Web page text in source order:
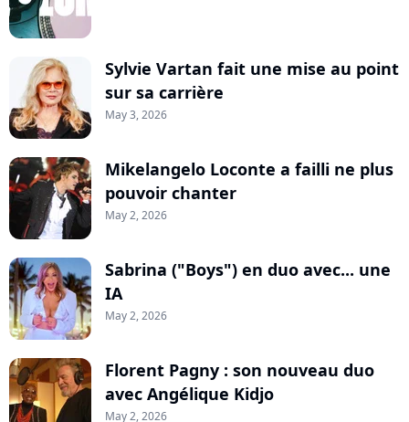
Sylvie Vartan fait une mise au point
sur sa carrière
May 3, 2026
Mikelangelo Loconte a failli ne plus
pouvoir chanter
May 2, 2026
Sabrina ("Boys") en duo avec... une
IA
May 2, 2026
Florent Pagny : son nouveau duo
avec Angélique Kidjo
May 2, 2026